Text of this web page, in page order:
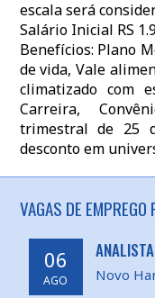
escala será
Salário Inicial RS
Benefícios: Plano
de vida, Vale
climatizado com
Carreira,
trimestral de 25
desconto em
VAGAS DE
06
AGO Novo